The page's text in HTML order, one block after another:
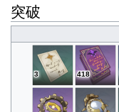
突破
3 418